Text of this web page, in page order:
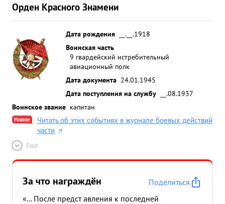
Орден Красного Знамени
Дата рождения
__.__.1918
Воинская часть
9 гвардейский истребительный
авиационный полк
Дата документа 24.01.1945
Дата поступления на службу
__.08.1937
Воинское звание капитан
Новое
Читать об этих событиях в журнале боевых действий
части
Ещё
За что награждён
Поделиться
«... После предст авления к последней